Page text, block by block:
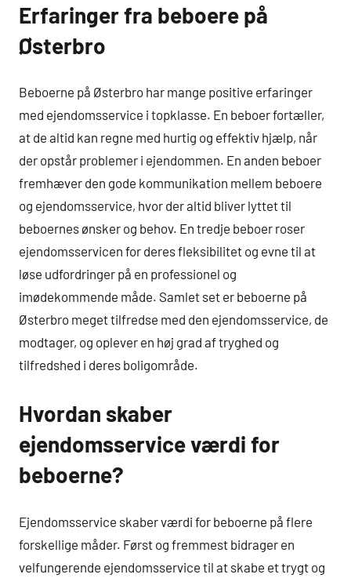
Erfaringer fra beboere på
Østerbro
Beboerne på Østerbro har mange positive erfaringer
med ejendomsservice i topklasse. En beboer fortæller,
at de altid kan regne med hurtig og effektiv hjælp, når
der opstår problemer i ejendommen. En anden beboer
fremhæver den gode kommunikation mellem beboere
og ejendomsservice, hvor der altid bliver lyttet til
beboernes ønsker og behov. En tredje beboer roser
ejendomsservicen for deres fleksibilitet og evne til at
løse udfordringer på en professionel og
imødekommende måde. Samlet set er beboerne på
Østerbro meget tilfredse med den ejendomsservice, de
modtager, og oplever en høj grad af tryghed og
tilfredshed i deres boligområde.
Hvordan skaber
ejendomsservice værdi for
beboerne?
Ejendomsservice skaber værdi for beboerne på flere
forskellige måder. Først og fremmest bidrager en
velfungerende ejendomsservice til at skabe et trygt og